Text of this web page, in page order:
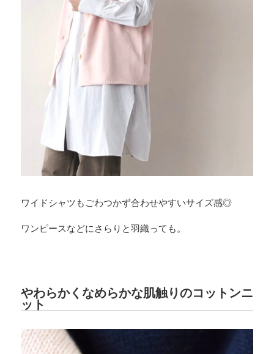
ワイドシャツもごわつかず合わせやすいサイズ感◎
ワンピースなどにさらりと羽織っても。
やわらかくなめらかな肌触りのコットンニ
ット